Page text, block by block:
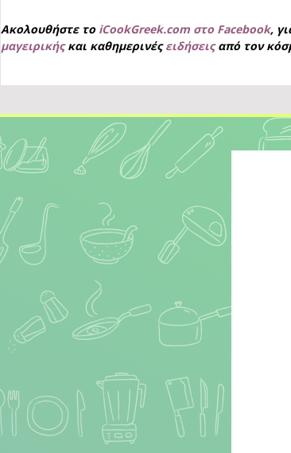
Ακολουθήστε το iCookGreek.com στο Facebook,
μαγειρικήςκαι καθημερινέςειδήσειςαπό τον